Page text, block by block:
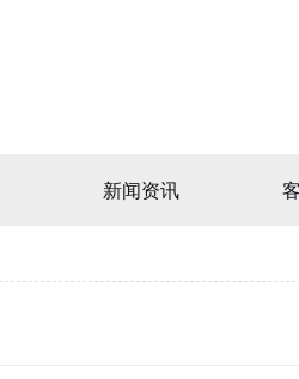
新闻资讯